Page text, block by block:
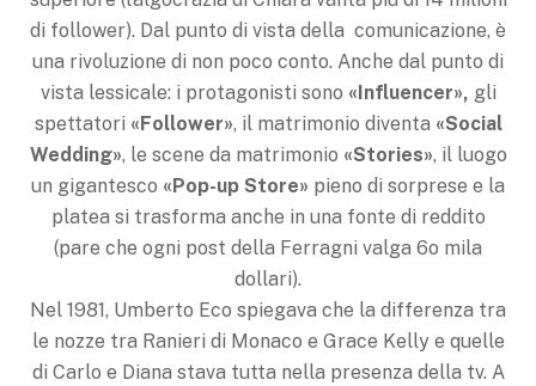
di follower). Dal punto di vista della comunicazione, è
una rivoluzione di non poco conto. Anche dal punto di
vista lessicale: i protagonisti sono «Influencer», gli
spettatori «Follower», il matrimonio diventa «Social
Wedding», le scene da matrimonio «Stories», il luogo
un gigantesco «Pop-up Store» pieno di sorprese e la
platea si trasforma anche in una fonte di reddito
(pare che ogni post della Ferragni valga 6o mila
dollari).
Nel 1981, Umberto Eco spiegava che la differenza tra
le nozze tra Ranieri di Monaco e Grace Kelly e quelle
di Carlo e Diana stava tutta nella presenza della tv. A